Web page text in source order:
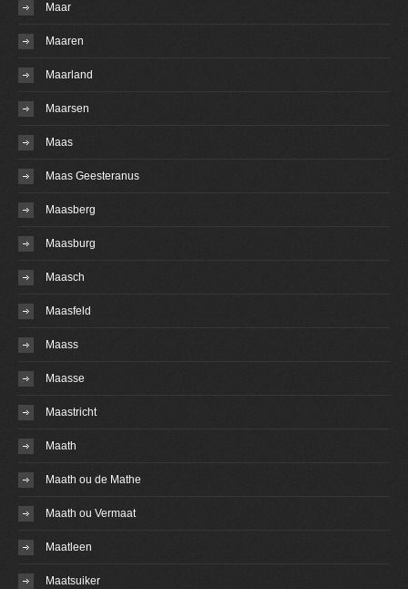
Maar
Maaren
Maarland
Maarsen
Maas
Maas Geesteranus
Maasberg
Maasburg
Maasch
Maasfeld
Maass
Maasse
Maastricht
Maath
Maath ou de Mathe
Maath ou Vermaat
Maatleen
Maatsuiker